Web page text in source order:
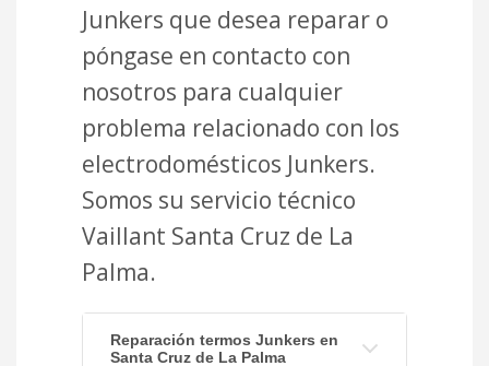
Junkers que desea reparar o
póngase en contacto con
nosotros para cualquier
problema relacionado con los
electrodomésticos Junkers.
Somos su servicio técnico
Vaillant Santa Cruz de La
Palma.
Reparación termos Junkers en
Santa Cruz de La Palma